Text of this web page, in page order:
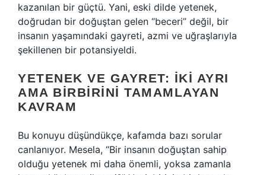
kazanılan bir güçtü. Yani, eski dilde yetenek,
doğrudan bir doğuştan gelen “beceri” değil, bir
insanın yaşamındaki gayreti, azmi ve uğraşlarıyla
şekillenen bir potansiyeldi.
YETENEK VE GAYRET: İKI AYRI
AMA BIRBIRINI TAMAMLAYAN
KAVRAM
Bu konuyu düşündükçe, kafamda bazı sorular
canlanıyor. Mesela, “Bir insanın doğuştan sahip
olduğu yetenek mi daha önemli, yoksa zamanla